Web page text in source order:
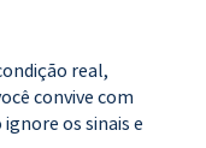
real,
convive com
os sinais e